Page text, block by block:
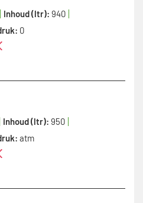
Inhoud (ltr): 940
0
Inhoud (ltr): 950
atm